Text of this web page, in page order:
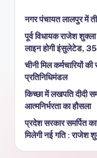
नगर पंचायत लालपुर में
पूर्व विधायक राजेश
लाइन होगी इंसुलेटेड,
चीनी मिल कर्मचारियों
प्रतिनिधिमंडल
किच्छा में लखपति दीदी
आत्मनिर्भरता का हौसला
प्रदेश सरकार समर्पित
मिलेगी नई गति : राजेश